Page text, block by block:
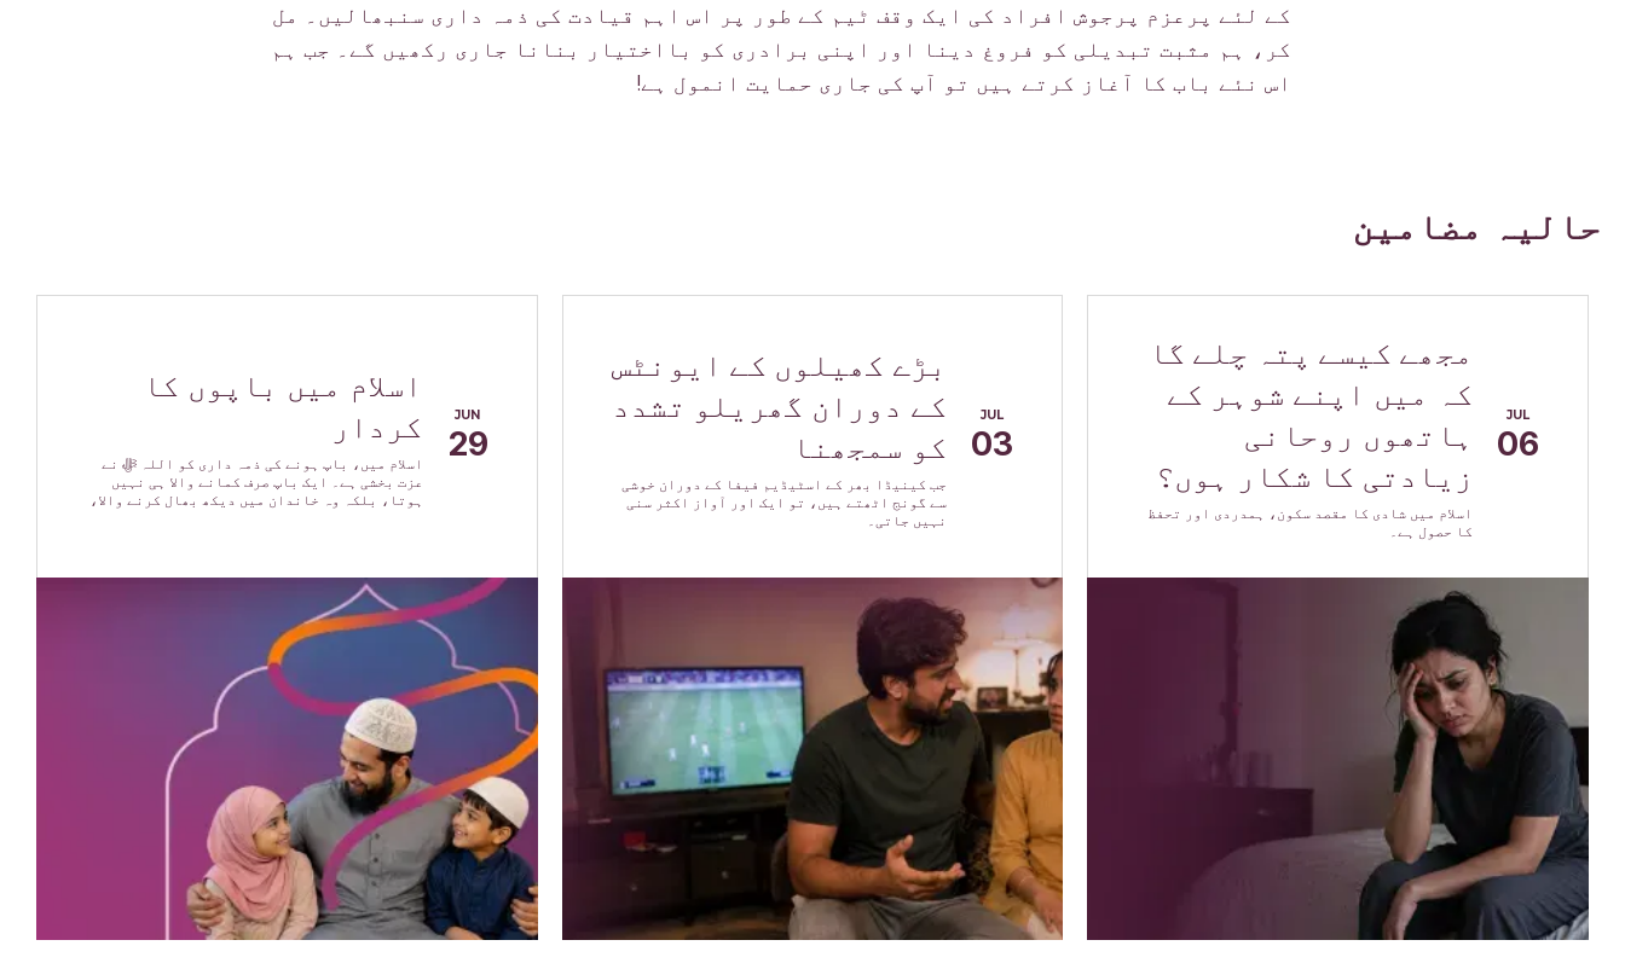
کے لئے پرعزم پرجوش افراد کی ایک وقف ٹیم کے طور پر اس اہم قیادت کی ذمہ داری سنبھالیں۔ مل
کر، ہم مثبت تبدیلی کو فروغ دینا اور اپنی برادری کو بااختیار بنانا جاری رکھیں گے۔ جب ہم
اس نئے باب کا آغاز کرتے ہیں تو آپ کی جاری حمایت انمول ہے!
حالیہ مضامین
JUL
06
مجھے کیسے پتہ چلے گا
کہ میں اپنے شوہر کے
ہاتھوں روحانی
زیادتی کا شکار ہوں؟
اسلام میں شادی کا مقصد سکون، ہمدردی اور تحفظ
کا حصول ہے۔
JUL
03
بڑے کھیلوں کے ایونٹس
کے دوران گھریلو تشدد
کو سمجھنا
جب کینیڈا بھر کے اسٹیڈیم فیفا کے دوران خوشی
سے گونج اٹھتے ہیں، تو ایک اور آواز اکثر سنی
نہیں جاتی۔
JUN
29
اسلام میں باپوں کا
کردار
اسلام میں، باپ ہونے کی ذمہ داری کو اللہ ﷻ نے
عزت بخشی ہے۔ ایک باپ صرف کمانے والا ہی نہیں
ہوتا، بلکہ وہ خاندان میں دیکھ بھال کرنے والا،